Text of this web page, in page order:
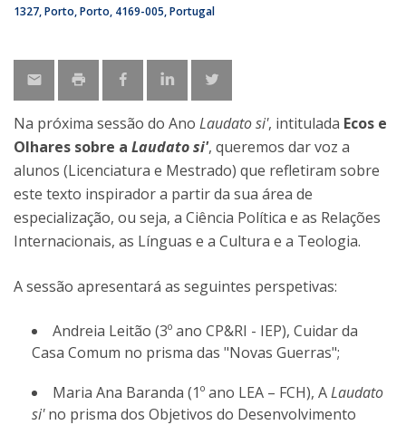
1327 Porto Porto 4169-005 Portugal
Na próxima sessão do Ano Laudato si', intitulada Ecos e
Olhares sobre a Laudato si', queremos dar voz a
alunos (Licenciatura e Mestrado) que refletiram sobre
este texto inspirador a partir da sua área de
especialização, ou seja, a Ciência Política e as Relações
Internacionais, as Línguas e a Cultura e a Teologia.
A sessão apresentará as seguintes perspetivas:
Andreia Leitão (3º ano CP&RI - IEP), Cuidar da
Casa Comum no prisma das "Novas Guerras";
Maria Ana Baranda (1º ano LEA – FCH), ALaudato
si'no prisma dos Objetivos do Desenvolvimento